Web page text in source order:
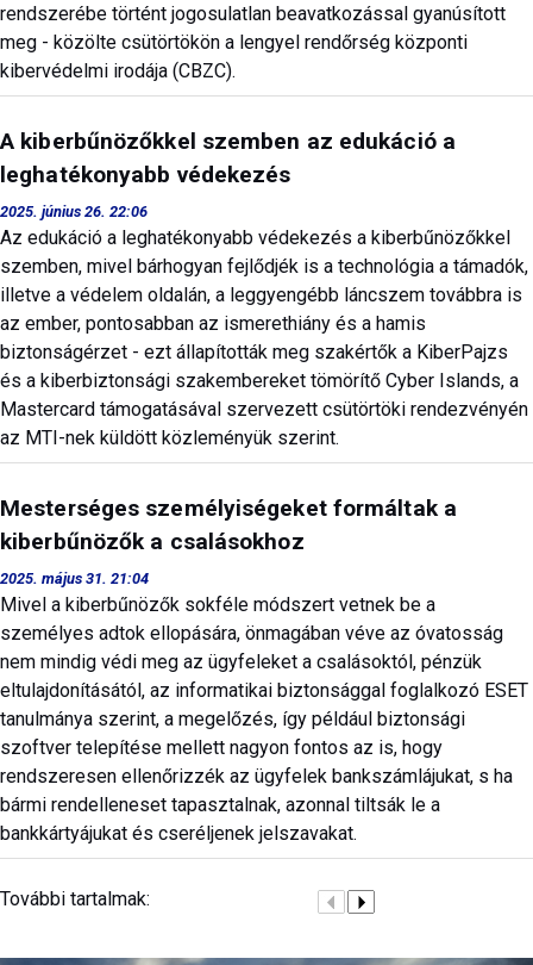
rendszerébe történt jogosulatlan beavatkozással gyanúsított
meg - közölte csütörtökön a lengyel rendőrség központi
kibervédelmi irodája (CBZC).
A kiberbűnözőkkel szemben az edukáció a
leghatékonyabb védekezés
2025. június 26. 22:06
Az edukáció a leghatékonyabb védekezés a kiberbűnözőkkel
szemben, mivel bárhogyan fejlődjék is a technológia a támadók,
illetve a védelem oldalán, a leggyengébb láncszem továbbra is
az ember, pontosabban az ismerethiány és a hamis
biztonságérzet - ezt állapították meg szakértők a KiberPajzs
és a kiberbiztonsági szakembereket tömörítő Cyber Islands, a
Mastercard támogatásával szervezett csütörtöki rendezvényén
az MTI-nek küldött közleményük szerint.
Mesterséges személyiségeket formáltak a
kiberbűnözők a csalásokhoz
2025. május 31. 21:04
Mivel a kiberbűnözők sokféle módszert vetnek be a
személyes adtok ellopására, önmagában véve az óvatosság
nem mindig védi meg az ügyfeleket a csalásoktól, pénzük
eltulajdonításától, az informatikai biztonsággal foglalkozó ESET
tanulmánya szerint, a megelőzés, így például biztonsági
szoftver telepítése mellett nagyon fontos az is, hogy
rendszeresen ellenőrizzék az ügyfelek bankszámlájukat, s ha
bármi rendelleneset tapasztalnak, azonnal tiltsák le a
bankkártyájukat és cseréljenek jelszavakat.
További tartalmak: